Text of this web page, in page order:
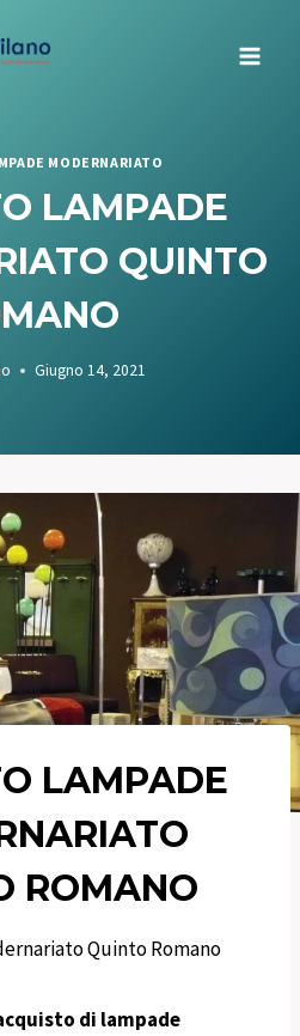
MODERNARIATO
LAMPADE
QUINTO
Giugno 14, 2021
LAMPADE
ROMANO
Quinto Romano
di lampade